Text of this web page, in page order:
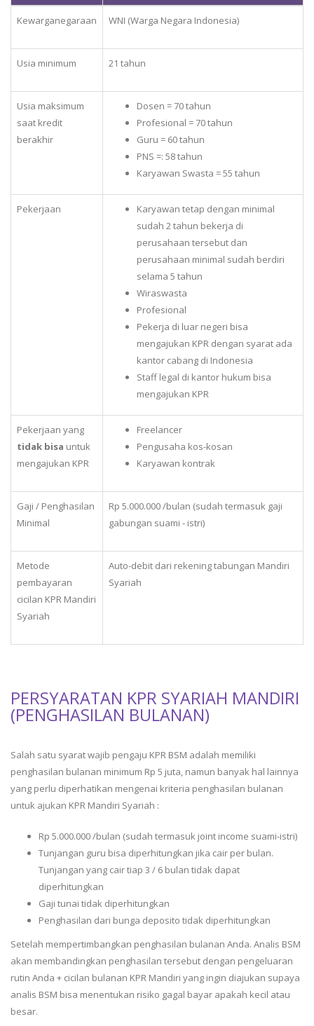
Kewarganegaraan WNI (Warga Negara Indonesia)
Usia minimum 21 tahun
Usia maksimum
saat kredit
berakhir
Dosen = 70 tahun
Profesional = 70 tahun
Guru = 60 tahun
PNS =: 58 tahun
Karyawan Swasta = 55 tahun
Pekerjaan
Karyawan tetap dengan minimal
sudah 2 tahun bekerja di
perusahaan tersebut dan
perusahaan minimal sudah berdiri
selama 5 tahun
Wiraswasta
Profesional
Pekerja di luar negeri bisa
mengajukan KPR dengan syarat ada
kantor cabang di Indonesia
Staff legal di kantor hukum bisa
mengajukan KPR
Pekerjaan yang
tidak bisa untuk
mengajukan KPR
Freelancer
Pengusaha kos-kosan
Karyawan kontrak
Gaji / Penghasilan
Minimal
Rp 5.000.000 /bulan (sudah termasuk gaji
gabungan suami - istri)
Metode
pembayaran
cicilan KPR Mandiri
Syariah
Auto-debit dari rekening tabungan Mandiri
Syariah
PERSYARATAN KPR SYARIAH MANDIRI
(PENGHASILAN BULANAN)
Salah satu syarat wajib pengaju KPR BSM adalah memiliki
penghasilan bulanan minimum Rp 5 juta, namun banyak hal lainnya
yang perlu diperhatikan mengenai kriteria penghasilan bulanan
untuk ajukan KPR Mandiri Syariah :
Rp 5.000.000 /bulan (sudah termasuk joint income suami-istri)
Tunjangan guru bisa diperhitungkan jika cair per bulan.
Tunjangan yang cair tiap 3 / 6 bulan tidak dapat
diperhitungkan
Gaji tunai tidak diperhitungkan
Penghasilan dari bunga deposito tidak diperhitungkan
Setelah mempertimbangkan penghasilan bulanan Anda. Analis BSM
akan membandingkan penghasilan tersebut dengan pengeluaran
rutin Anda + cicilan bulanan KPR Mandiri yang ingin diajukan supaya
analis BSM bisa menentukan risiko gagal bayar apakah kecil atau
besar.